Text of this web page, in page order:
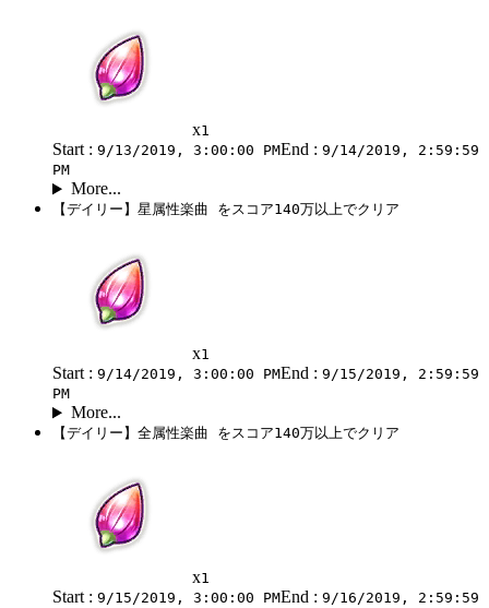
x1
Start : 9/13/2019, 3:00:00 PMEnd : 9/14/2019, 2:59:59
PM
More...
【デイリー】星属性楽曲 をスコア140万以上でクリア
x1
Start : 9/14/2019, 3:00:00 PMEnd : 9/15/2019, 2:59:59
PM
More...
【デイリー】全属性楽曲 をスコア140万以上でクリア
x1
Start : 9/15/2019, 3:00:00 PMEnd : 9/16/2019, 2:59:59